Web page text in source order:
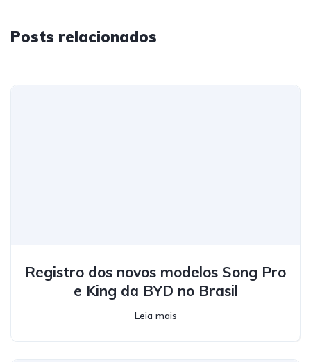
Posts relacionados
Registro dos novos modelos Song Pro
e King da BYD no Brasil
Leia mais